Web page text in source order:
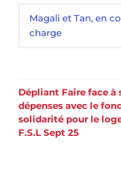
Magali et Tan, en
charge
Dépliant Faire face à
dépenses avec le
solidarité pour le
F.S.L Sept 25